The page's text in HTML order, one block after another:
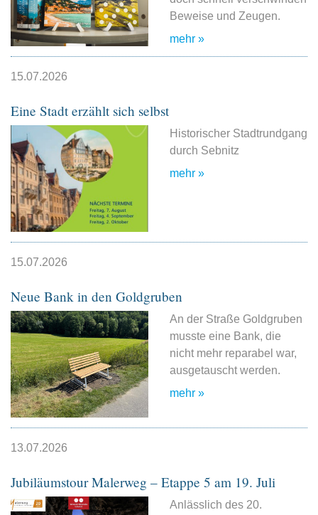
Beweise und Zeugen.
mehr »
15.07.2026
Eine Stadt erzählt sich selbst
Historischer Stadtrundgang
durch Sebnitz
mehr »
15.07.2026
Neue Bank in den Goldgruben
An der Straße Goldgruben
musste eine Bank, die
nicht mehr reparabel war,
ausgetauscht werden.
mehr »
13.07.2026
Jubiläumstour Malerweg – Etappe 5 am 19. Juli
Anlässlich des 20.